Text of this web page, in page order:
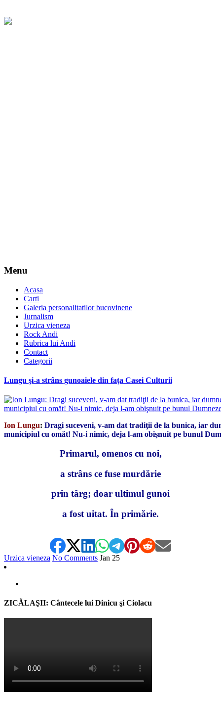
Menu
Acasa
Carti
Galeria personalitatilor bucovinene
Jurnalism
Urzica vieneza
Rock Andi
Rubrica lui Andi
Contact
Categorii
Lungu şi-a strâns gunoaiele din faţa Casei Culturii
Ion Lungu: Dragi suceveni, v-am dat tradiţii de la bunica, iar
municipiul cu omăt! Nu-i nimic, deja l-am obişnuit pe bunul
Primarul, omenos cu noi,
a strâns ce fuse murdărie
prin târg; doar ultimul gunoi
a fost uitat. În primărie.
Urzica vieneza No Comments Jan 25
ZICĂLAŞII: Cântecele lui Dinicu şi Ciolacu